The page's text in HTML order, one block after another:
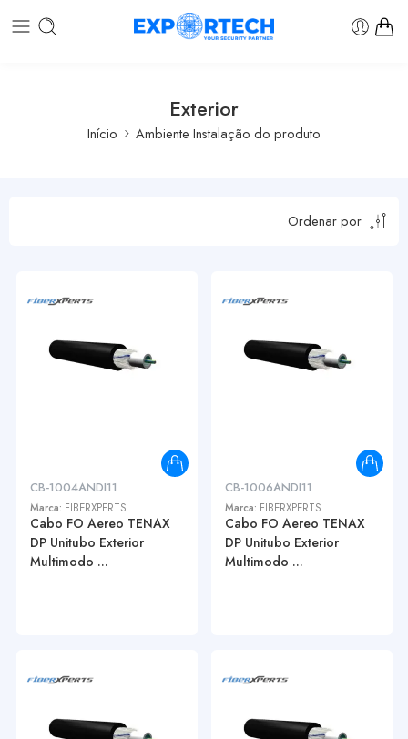
Exterior
Início Ambiente Instalação do produto
Ordenar por
CB-1004ANDI11
Marca: FIBERXPERTS
Cabo FO Aereo TENAX
DP Unitubo Exterior
Multimodo ...
CB-1006ANDI11
Marca: FIBERXPERTS
Cabo FO Aereo TENAX
DP Unitubo Exterior
Multimodo ...